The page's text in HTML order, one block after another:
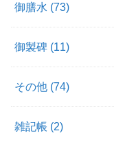
御膳水 (73)
御製碑 (11)
その他 (74)
雑記帳 (2)